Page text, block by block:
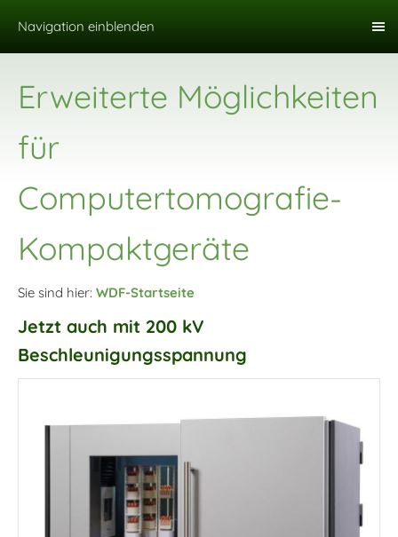
Navigation einblenden
Erweiterte Möglichkeiten
für
Computertomografie-
Kompaktgeräte
Sie sind hier: WDF-Startseite
Jetzt auch mit 200 kV
Beschleunigungsspannung